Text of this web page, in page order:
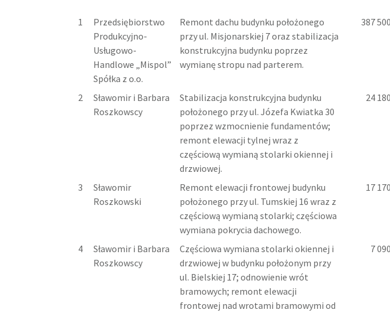
1
Przedsiębiorstwo
Produkcyjno-
Usługowo-
Handlowe „Mispol”
Spółka z o.o.
Remont dachu budynku położonego
przy ul. Misjonarskiej 7 oraz stabilizacja
konstrukcyjna budynku poprzez
wymianę stropu nad parterem.
387
2
Sławomir i Barbara
Roszkowscy
Stabilizacja konstrukcyjna budynku
położonego przy ul. Józefa Kwiatka 30
poprzez wzmocnienie fundamentów;
remont elewacji tylnej wraz z
częściową wymianą stolarki okiennej i
drzwiowej.
24
3
Sławomir
Roszkowski
Remont elewacji frontowej budynku
położonego przy ul. Tumskiej 16 wraz z
częściową wymianą stolarki; częściowa
wymiana pokrycia dachowego.
17
4
Sławomir i Barbara
Roszkowscy
Częściowa wymiana stolarki okiennej i
drzwiowej w budynku położonym przy
ul. Bielskiej 17; odnowienie wrót
bramowych; remont elewacji
frontowej nad wrotami bramowymi od
7